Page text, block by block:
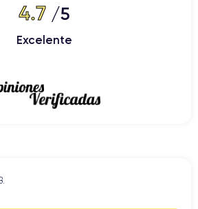
4.7/5
Excelente